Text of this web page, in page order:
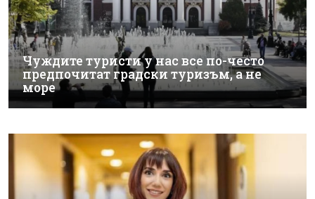
Чуждите туристи у нас все по-често
предпочитат градски туризъм, а не
море